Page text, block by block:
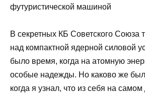
футуристической машиной
В секретных КБ Советского Союза
над компактной ядерной силовой
было время, когда на атомную
особые надежды. Но каково же
когда я узнал, что из себя на